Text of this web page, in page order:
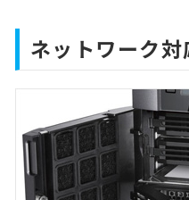
ネットワーク